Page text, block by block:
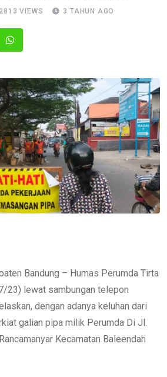
2813 VIEWS 3 TAHUN AGO
Whatsapp
Bandung – Humas Perumda Tirta
23) lewat sambungan telepon
dengan adanya keluhan dari
galian pipa milik Perumda Di Jl.
Kecamatan Baleendah